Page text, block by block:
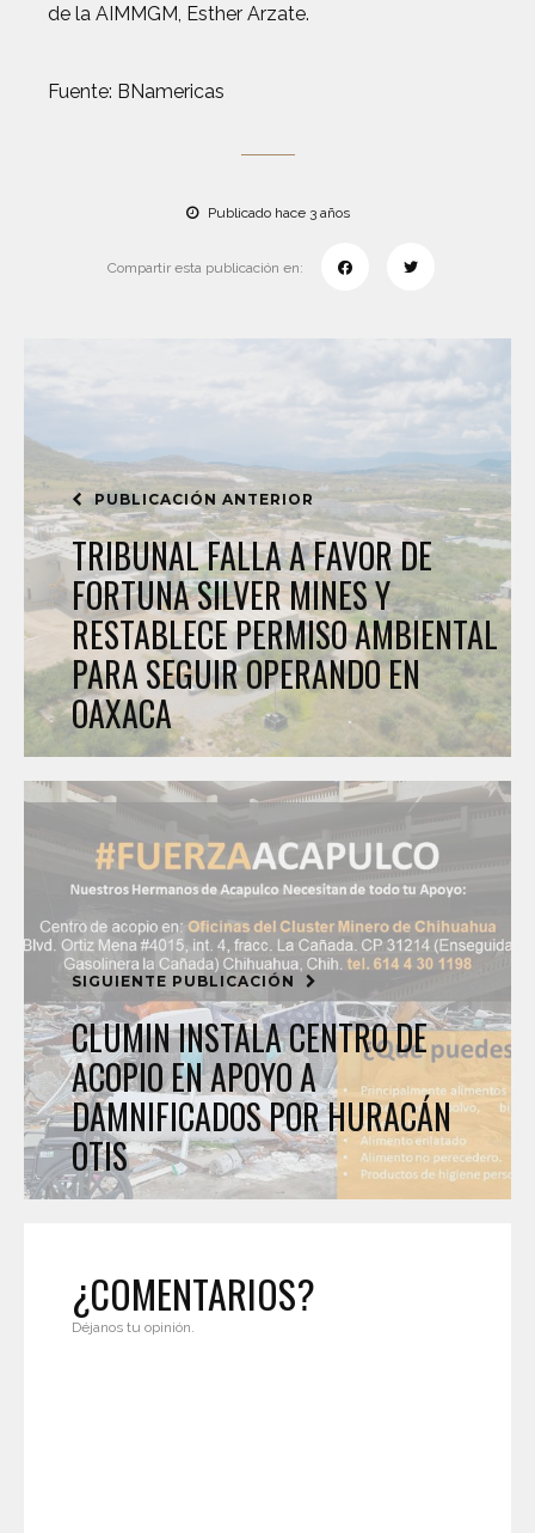
de la AIMMGM, Esther Arzate.
Fuente: BNamericas
Publicado hace 3 años
Compartir esta publicación en:
PUBLICACIÓN ANTERIOR
TRIBUNAL FALLA A FAVOR DE
FORTUNA SILVER MINES Y
RESTABLECE PERMISO AMBIENTAL
PARA SEGUIR OPERANDO EN
OAXACA
SIGUIENTE PUBLICACIÓN
CLUMIN INSTALA CENTRO DE
ACOPIO EN APOYO A
DAMNIFICADOS POR HURACÁN
OTIS
¿COMENTARIOS?
Déjanos tu opinión.